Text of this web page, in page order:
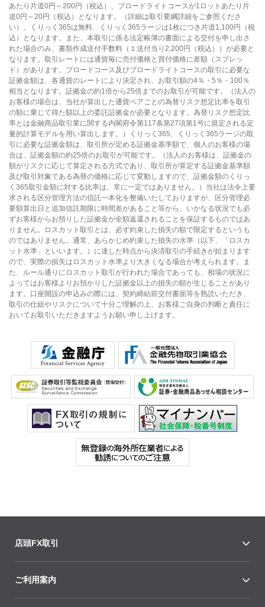
あたり片道0円～200円（税込）、ブロードライトコースが1ロットあたり片
道0円～20円（税込）となります。（詳細は取引要綱詳細をご参照くださ
い）。くりっく365は無料、くりっく365ラージは1枚につき片道1,100円（税
込）となります。また、本取引に係る法定帳簿の書面による交付を申し出さ
れた場合のみ、書類作成送付手数料（１送付当り2,200円（税込））が必要と
なります。取引レートには通貨毎に売付価格と買付価格に差額（スプレッ
ド）があります。ブロードコース及びブロードライトコースの取引に必要な
証拠金額は、各通貨のレートにより決定され、お取引額の4％・5％・100％
相当となります。証拠金の約1倍から25倍までのお取引が可能です。（法人の
お客様の場合は、当社が算出した通貨ペアごとの為替リスク想定比率を取引
の額に乗じて得た額以上の委託証拠金が必要となります。為替リスク想定比
率とは金融商品取引業に関する内閣府令第117条第27項第1号に規定される定
量的計算モデルを用い算出します。）くりっく365、くりっく365ラージの取
引に必要な証拠金額は、取引所が定める証拠金基準額で、個人のお客様の場
合は、証拠金額の約25倍のお取引が可能です。（法人のお客様は、証拠金の
額がリスクに応じて算定される方式であり、取引所が算定する証拠金基準額
及び取引対象である為替の価格に応じて変動しますので、証拠金額のくりっ
く365取引金額に対する比率は、常に一定ではありません。）当社は法令上要
求される区分管理方法の信託一本化を整備いたしておりますが、区分管理必
要額算出日と追加信託期限に時間差があること等から、いかなる状況でも必
ずお客様からお預りした証拠金が全額返還されることを保証するものではあ
りません。ロスカット取引とは、必ず約束した損失の額で限定するというも
のではありません。通常、あらかじめ約束した損失の水準（以下、「ロスカ
ット水準」といいます。）に達した時点から決済取引の手続きが始まります
ので、実際の損失はロスカット水準より大きくなる場合が考えられます。ま
た、ルール通りにロスカット取引が行われた場合であっても、相場の状況に
よってはお客様よりお預かりした証拠金以上の損失の額が生じることがあり
ます。口座開設の申込みの際には、契約締結前交付書面等を熟読いただき、
取引の仕組やリスクについて十分ご理解の上、お客様ご自身の判断と責任に
おいてお取引いただきますようお願い申し上げます。
店頭FX取引
ご利用案内